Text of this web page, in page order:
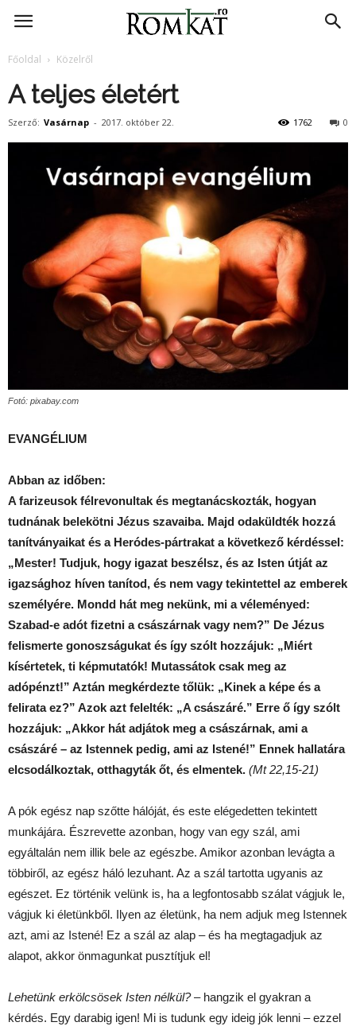
RomKat.ro
Főoldal Közelről
A teljes életért
Szerző: Vasárnap - 2017. október 22. 0
1762
Fotó: pixabay.com
EVANGÉLIUM
Abban az időben:
A farizeusok félrevonultak és megtanácskozták, hogyan
tudnának belekötni Jézus szavaiba. Majd odaküldték hozzá
tanítványaikat és a Heródes-pártrakat a következő kérdéssel:
„Mester! Tudjuk, hogy igazat beszélsz, és az Isten útját az
igazsághoz híven tanítod, és nem vagy tekintettel az emberek
személyére. Mondd hát meg nekünk, mi a véleményed:
Szabad-e adót fizetni a császárnak vagy nem?” De Jézus
felismerte gonoszságukat és így szólt hozzájuk: „Miért
kísértetek, ti képmutatók! Mutassátok csak meg az
adópénzt!” Aztán megkérdezte tőlük: „Kinek a képe és a
felirata ez?” Azok azt felelték: „A császáré.” Erre ő így szólt
hozzájuk: „Akkor hát adjátok meg a császárnak, ami a
császáré – az Istennek pedig, ami az Istené!” Ennek hallatára
elcsodálkoztak, otthagyták őt, és elmentek. (Mt 22,15-21)
A pók egész nap szőtte hálóját, és este elégedetten tekintett
munkájára. Észrevette azonban, hogy van egy szál, ami
egyáltalán nem illik bele az egészbe. Amikor azonban levágta a
többiről, az egész háló lezuhant. Az a szál tartotta ugyanis az
egészet. Ez történik velünk is, ha a legfontosabb szálat vágjuk le,
vágjuk ki életünkből. Ilyen az életünk, ha nem adjuk meg Istennek
azt, ami az Istené! Ez a szál az alap – és ha megtagadjuk az
alapot, akkor önmagunkat pusztítjuk el!
Lehetünk erkölcsösek Isten nélkül?– hangzik el gyakran a
kérdés. Egy darabig igen! Mi is tudunk egy ideig jók lenni – ezzel